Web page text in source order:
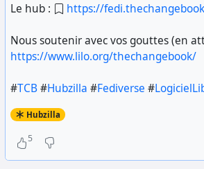
Le hub : https://
Nous soutenir avec vos gouttes (en
https://www.lilo.org/thechangebook/
#TCB#Hubzilla #Fediverse #
Hubzilla
5